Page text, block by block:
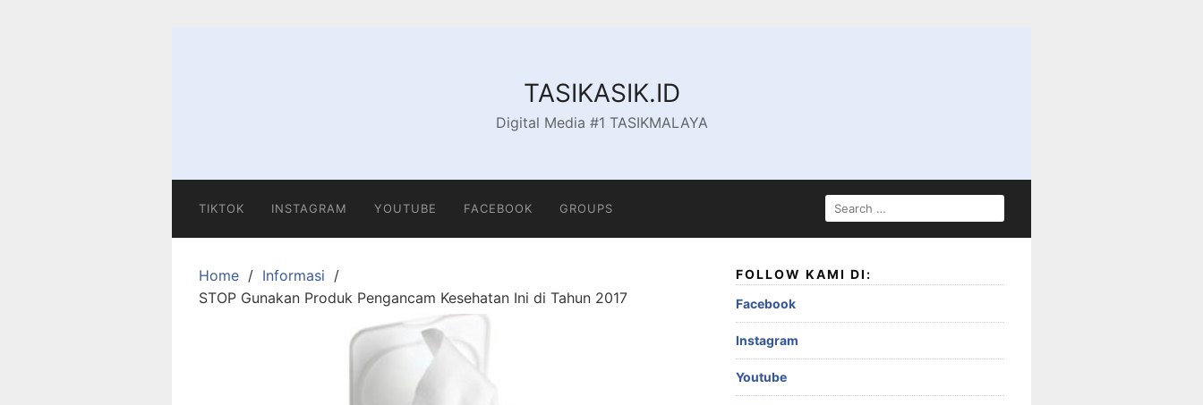
TASIKASIK.ID
Digital Media #1 TASIKMALAYA
TIKTOK INSTAGRAM YOUTUBE FACEBOOK GROUPS
SEARCH
FOR:
Home
Informasi
STOP Gunakan Produk Pengancam Kesehatan Ini di Tahun 2017
FOLLOW KAMI DI:
Facebook
Instagram
Youtube